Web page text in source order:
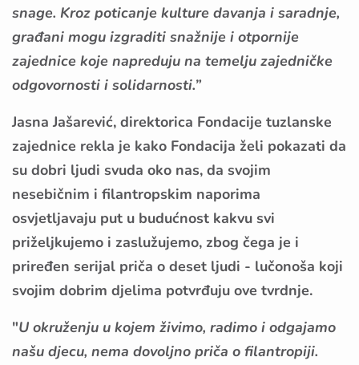
snage. Kroz poticanje kulture davanja i saradnje,
građani mogu izgraditi snažnije i otpornije
zajednice koje napreduju na temelju zajedničke
odgovornosti i solidarnosti.”
Jasna Jašarević, direktorica Fondacije tuzlanske
zajednice rekla je kako Fondacija želi pokazati da
su dobri ljudi svuda oko nas, da svojim
nesebičnim i filantropskim naporima
osvjetljavaju put u budućnost kakvu svi
priželjkujemo i zaslužujemo, zbog čega je i
priređen serijal priča o deset ljudi - lučonoša koji
svojim dobrim djelima potvrđuju ove tvrdnje.
"U okruženju u kojem živimo, radimo i odgajamo
našu djecu, nema dovoljno priča o filantropiji.